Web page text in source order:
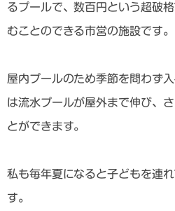
るプールで、数百円という超破
むことのできる市営の施設です。
屋内プールのため季節を問わず
は流水プールが屋外まで伸び、
とができます。
私も毎年夏になると子どもを連
す。